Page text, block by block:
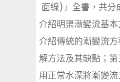
面線)」全書，共分
介紹明渠漸變流基
介紹傳統的漸變流
解方法及其缺點；
用正常水深將漸變流